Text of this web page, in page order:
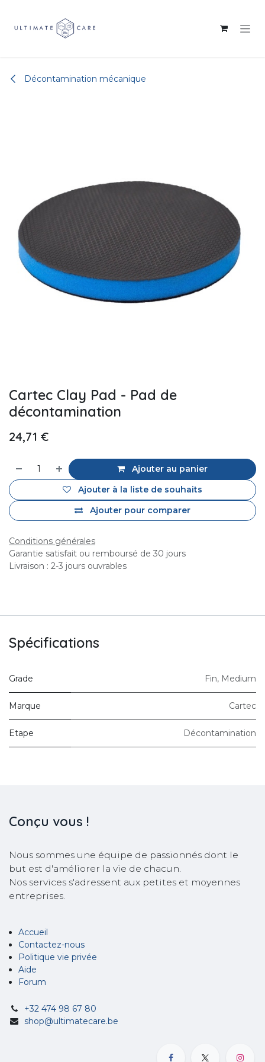
Décontamination mécanique
Cartec Clay Pad - Pad de
décontamination
24,71 €
Ajouter au panier
Ajouter pour comparer
Ajouter à la liste de souhaits
Conditions générales
Garantie satisfait ou remboursé de 30 jours
Livraison : 2-3 jours ouvrables
Spécifications
Grade Fin, Medium
Marque Cartec
Etape Décontamination
Conçu vous !
Nous sommes une équipe de passionnés dont le
but est d'améliorer la vie de chacun.
Nos services s'adressent aux petites et moyennes
entreprises.
Accueil
Contactez-nous
Politique vie privée
Aide
Forum
+32 474 98 67 80
shop@ultimatecare.be